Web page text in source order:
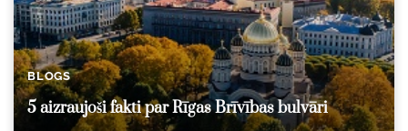
BLOGS
5 aizraujoši fakti par Rīgas Brīvības bulvāri